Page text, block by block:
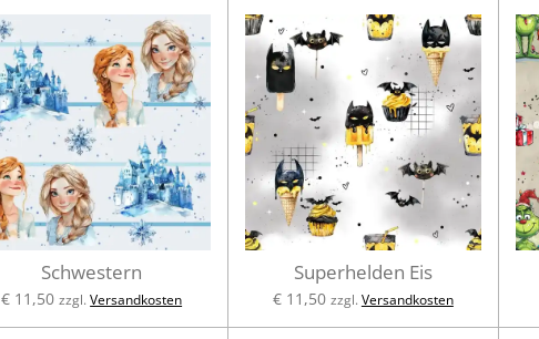
Schwestern
€ 11,50 zzgl.Versandkosten
Superhelden Eis
€ 11,50 zzgl. Versandkosten